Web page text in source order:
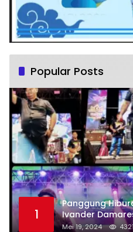
Popular Posts
1
Panggung
Ivander
Warga
Mei 19, 2024